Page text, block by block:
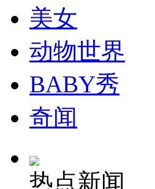
司机酒驾遇交警 急速倒车逃窜
美女
动物世界
BABY秀
奇闻
热点新闻